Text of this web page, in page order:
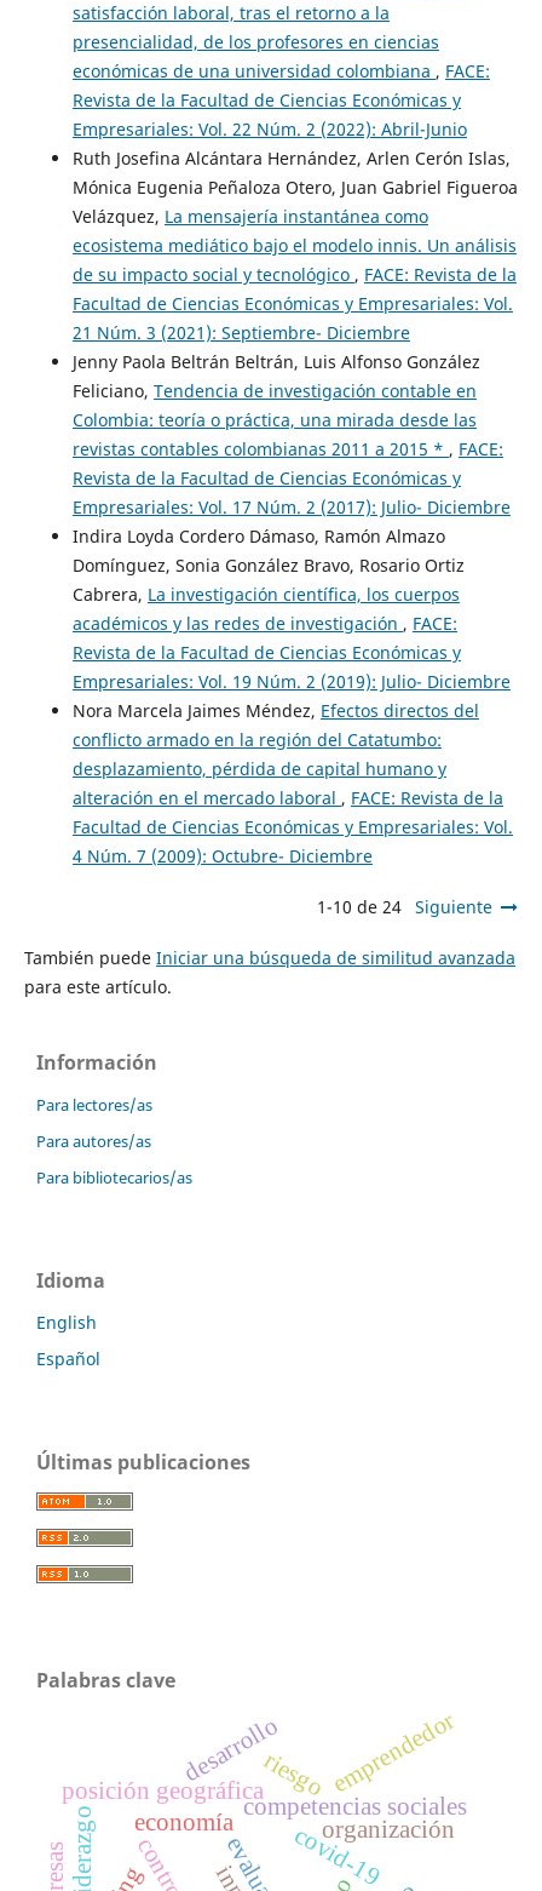
satisfacción laboral, tras el retorno a la
presencialidad, de los profesores en ciencias
económicas de una universidad colombiana , FACE:
Revista de la Facultad de Ciencias Económicas y
Empresariales: Vol. 22 Núm. 2 (2022): Abril-Junio
Ruth Josefina Alcántara Hernández, Arlen Cerón Islas,
Mónica Eugenia Peñaloza Otero, Juan Gabriel Figueroa
Velázquez, La mensajería instantánea como
ecosistema mediático bajo el modelo innis. Un análisis
de su impacto social y tecnológico , FACE: Revista de la
Facultad de Ciencias Económicas y Empresariales: Vol.
21 Núm. 3 (2021): Septiembre- Diciembre
Jenny Paola Beltrán Beltrán, Luis Alfonso González
Feliciano, Tendencia de investigación contable en
Colombia: teoría o práctica, una mirada desde las
revistas contables colombianas 2011 a 2015 * , FACE:
Revista de la Facultad de Ciencias Económicas y
Empresariales: Vol. 17 Núm. 2 (2017): Julio- Diciembre
Indira Loyda Cordero Dámaso, Ramón Almazo
Domínguez, Sonia González Bravo, Rosario Ortiz
Cabrera, La investigación científica, los cuerpos
académicos y las redes de investigación , FACE:
Revista de la Facultad de Ciencias Económicas y
Empresariales: Vol. 19 Núm. 2 (2019): Julio- Diciembre
Nora Marcela Jaimes Méndez, Efectos directos del
conflicto armado en la región del Catatumbo:
desplazamiento, pérdida de capital humano y
alteración en el mercado laboral , FACE: Revista de la
Facultad de Ciencias Económicas y Empresariales: Vol.
4 Núm. 7 (2009): Octubre- Diciembre
1-10 de 24 Siguiente
También puede Iniciar una búsqueda de similitud avanzada
para este artículo.
Información
Para lectores/as
Para autores/as
Para bibliotecarios/as
Idioma
English
Español
Últimas publicaciones
Palabras clave
control
competencias sociales
posición geográfica
desarrollo
covid-19
economía
riesgo
liderazgo
emprendedor
organización